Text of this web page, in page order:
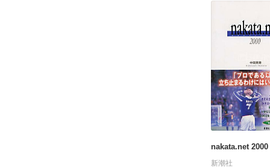
nakata.net 2000
新潮社